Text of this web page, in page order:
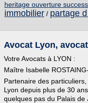
heritage ouverture
immobilier / partage
Avocat Lyon,
Votre Avocats à LYON :
Maître Isabelle
Partenaire des
Lyon depuis plus de 30
quelques pas du Palais de